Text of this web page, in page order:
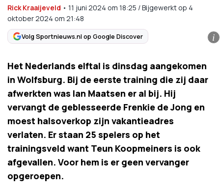
Rick Kraaijeveld • 11 juni 2024 om 18:25 /Bijgewerkt op 4
oktober 2024 om 21:48
Volg Sportnieuws.nl op Google Discover i
Het Nederlands elftal is dinsdag aangekomen
in Wolfsburg. Bij de eerste training die zij daar
afwerkten was Ian Maatsen er al bij. Hij
vervangt de geblesseerde Frenkie de Jong en
moest halsoverkop zijn vakantieadres
verlaten. Er staan 25 spelers op het
trainingsveld want Teun Koopmeiners is ook
afgevallen. Voor hem is er geen vervanger
opgeroepen.